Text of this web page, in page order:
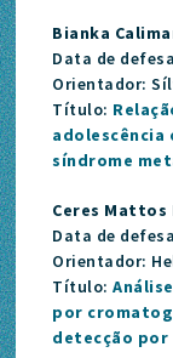
Bianka
Data de
Orientador:
Título:
adolescência
síndrome
Ceres Mattos
Data de
Orientador:
Título:
por
detecção por